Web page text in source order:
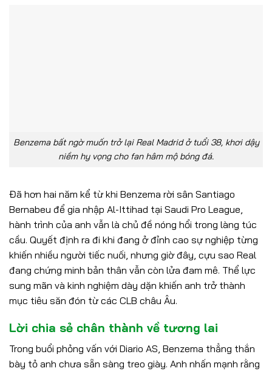
Benzema bất ngờ muốn trở lại Real Madrid ở tuổi 38, khơi dậy
niềm hy vọng cho fan hâm mộ bóng đá.
Đã hơn hai năm kể từ khi Benzema rời sân Santiago
Bernabeu để gia nhập Al-Ittihad tại Saudi Pro League,
hành trình của anh vẫn là chủ đề nóng hổi trong làng túc
cầu. Quyết định ra đi khi đang ở đỉnh cao sự nghiệp từng
khiến nhiều người tiếc nuối, nhưng giờ đây, cựu sao Real
đang chứng minh bản thân vẫn còn lửa đam mê. Thể lực
sung mãn và kinh nghiệm dày dặn khiến anh trở thành
mục tiêu săn đón từ các CLB châu Âu.
Lời chia sẻ chân thành về tương lai
Trong buổi phỏng vấn với Diario AS, Benzema thẳng thắn
bày tỏ anh chưa sẵn sàng treo giày. Anh nhấn mạnh rằng